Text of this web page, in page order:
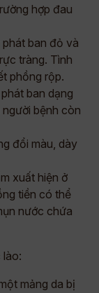
hợp đau
ban đỏ và
tràng. Tình
phồng rộp.
ban dạng
bệnh còn
đổi màu, dày
xuất hiện ở
tiền có thể
nước chứa
lào:
mảng da bị